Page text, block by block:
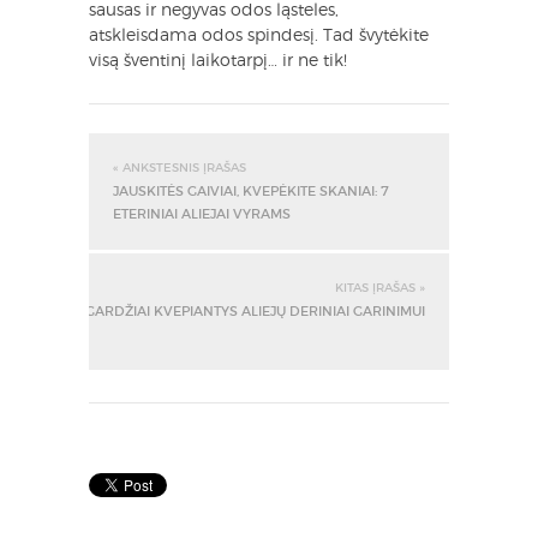
sausas ir negyvas odos ląsteles,
atskleisdama odos spindesį. Tad švytėkite
visą šventinį laikotarpį… ir ne tik!
« ANKSTESNIS ĮRAŠAS
JAUSKITĖS GAIVIAI, KVEPĖKITE SKANIAI: 7
ETERINIAI ALIEJAI VYRAMS
KITAS ĮRAŠAS »
GARDŽIAI KVEPIANTYS ALIEJŲ DERINIAI GARINIMUI